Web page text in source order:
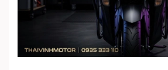
Hết hàng